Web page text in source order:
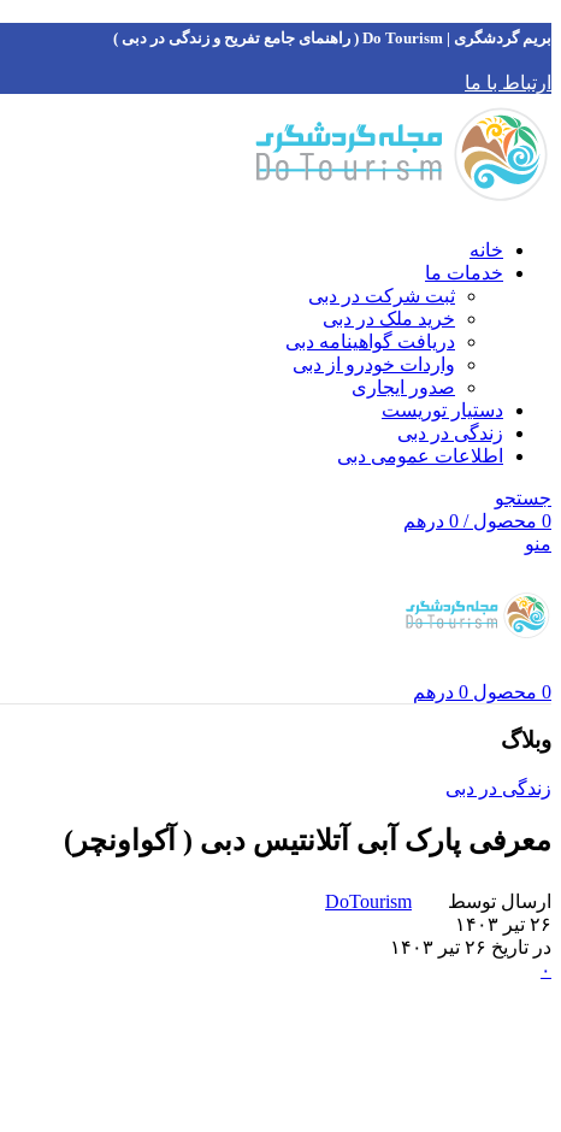
بریم گردشگری | Do Tourism ( راهنمای جامع تفریح و زندگی در دبی )
ارتباط با ما
خانه
خدمات ما
ثبت شرکت در دبی
خرید ملک در دبی
دریافت گواهینامه دبی
واردات خودرو از دبی
صدور ایجاری
دستیار توریست
زندگی در دبی
اطلاعات عمومی دبی
جستجو
0 محصول /
0 درهم
منو
0 محصول 0 درهم
وبلاگ
زندگی در دبی
معرفی پارک آبی آتلانتیس دبی ( آکواونچر)
ارسال توسط
DoTourism
۲۶ تیر ۱۴۰۳
در تاریخ ۲۶ تیر ۱۴۰۳
۰